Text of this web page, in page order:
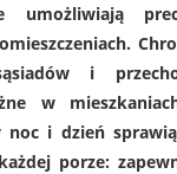
umożliwiają
i
w
noc i dzień
porze: